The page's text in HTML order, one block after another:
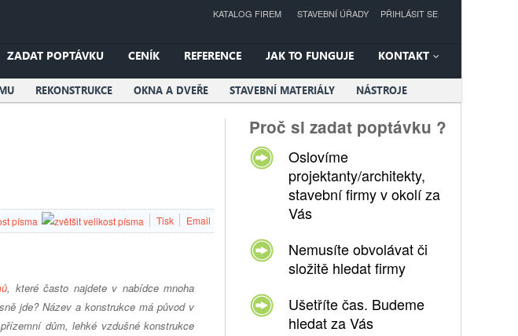
PŘIHLÁSIT SE
KATALOG FIREM STAVEBNÍ ÚŘADY
ZADAT POPTÁVKU CENÍK REFERENCE JAK TO FUNGUJE KONTAKT
REKONSTRUKCE OKNA A DVEŘE STAVEBNÍ MATERIÁLY NÁSTROJE
Tisk Email
, které často najdete v nabídce mnoha
jde? Název a konstrukce má původ v
dům, lehké vzdušné konstrukce
Proč si zadat poptávku ?
Oslovíme
projektanty/architekty,
stavební firmy v okolí za
Vás
Nemusíte obvolávat či
složitě hledat firmy
Ušetříte čas. Budeme
hledat za Vás